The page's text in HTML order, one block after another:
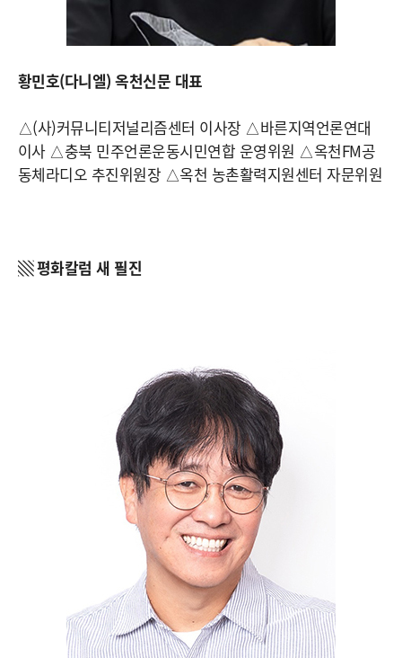
황민호(다니엘) 옥천신문 대표
△(사)커뮤니티저널리즘센터 이사장 △바른지역언론연대
이사 △충북 민주언론운동시민연합 운영위원 △옥천FM공
동체라디오 추진위원장 △옥천 농촌활력지원센터 자문위원
▧ 평화칼럼 새 필진